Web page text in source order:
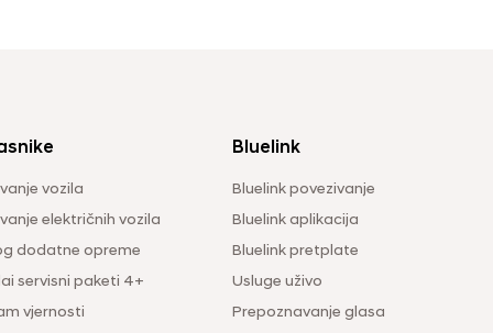
vozila
električnih vozila
dodatne opreme
servisni paketi 4+
vjernosti
Bluelink
Bluelink povezivanje
Bluelink aplikacija
Bluelink pretplate
Usluge uživo
Prepoznavanje glasa